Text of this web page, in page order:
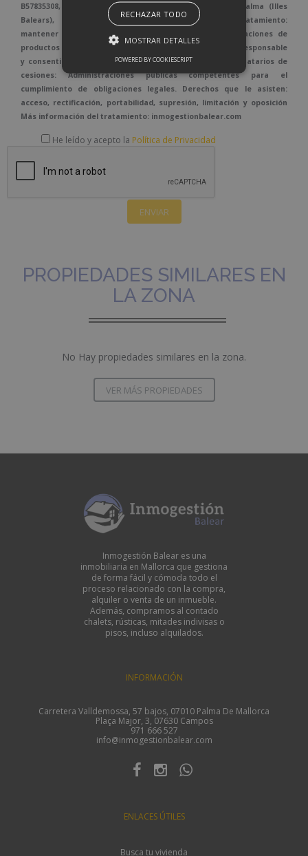
B57835308, Carretera Valldemossa, 57, bajos, - 07010 Palma (Illes
Balears), info@inmogestionbalear.com Fines del tratamiento:
mantener una relación comercial y envío de comunicaciones de
productos o servicios Legitimación: Obligación legal del Responsable
y consentimiento del interesado cuando proceda. Destinatarios de
cesiones: Administraciones públicas competentes para el
cumplimiento de obligaciones legales. Derechos que le asisten:
acceso, rectificación, portabilidad, supresión, limitación y oposición
Más información del tratamiento: inmogestionbalear.com
He leído y acepto la Política de Privacidad
PROPIEDADES SIMILARES EN
LA ZONA
No Hay propiedades similares en la zona.
VER MÁS PROPIEDADES
Inmogestión Balear es una
inmobiliaria en Mallorca que gestiona
de forma fácil y cómoda todo el
proceso relacionado con la compra,
alquiler o venta de un inmueble.
Además, compramos al contado
chalets, rústicas, mitades indivisas o
pisos, incluso alquilados.
INFORMACIÓN
Carretera Valldemossa, 57 bajos, 07010 Palma De Mallorca
Plaça Major, 3, 07630 Campos
971 666 527
info@inmogestionbalear.com
ENLACES ÚTILES
Busca tu vivienda
RECHAZAR TODO
MOSTRAR DETALLES
POWERED BY COOKIESCRIPT